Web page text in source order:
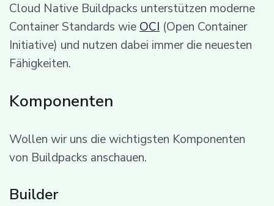
Cloud Native Buildpacks unterstützen moderne
Container Standards wie OCI (Open Container
Initiative) und nutzen dabei immer die neuesten
Fähigkeiten.
Komponenten
Wollen wir uns die wichtigsten Komponenten
von Buildpacks anschauen.
Builder